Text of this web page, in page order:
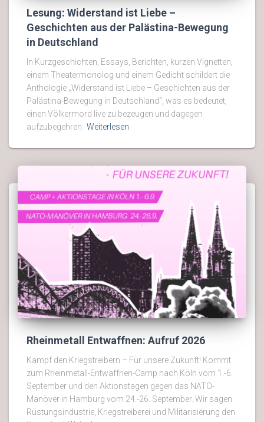
Lesung: Widerstand ist Liebe –
Geschichten aus der Palästina-Bewegung
in Deutschland
In Kurzgeschichten, Essays, Berichten, kurzen Vignetten,
einem Theatermonolog und einem Gedicht schildert die
Anthologie „Widerstand ist Liebe – Geschichten aus der
Palästina-Bewegung in Deutschland“, was es bedeutet,
einen Völkermord live zu bezeugen und dagegen
aufzubegehren. Weiterlesen
Rheinmetall Entwaffnen: Aufruf 2026
Kampf den Kriegstreibern – Für unsere Zukunft! Kommt
zum Rheinmetall-Entwaffnen-Camp nach Köln vom 1.-6.
September und den Aktionstagen gegen das NATO-
Manöver in Hamburg vom 24.-26. September. Wir sagen
Rüstungsindustrie, Kriegstreiberei und Militarisierung den